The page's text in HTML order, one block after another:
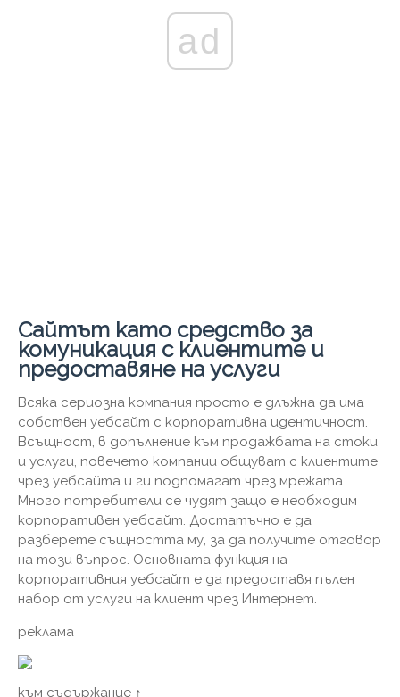
ad
Сайтът като средство за
комуникация с клиентите и
предоставяне на услуги
Всяка сериозна компания просто е длъжна да има
собствен уебсайт с корпоративна идентичност.
Всъщност, в допълнение към продажбата на стоки
и услуги, повечето компании общуват с клиентите
чрез уебсайта и ги подпомагат чрез мрежата.
Много потребители се чудят защо е необходим
корпоративен уебсайт. Достатъчно е да
разберете същността му, за да получите отговор
на този въпрос. Основната функция на
корпоративния уебсайт е да предоставя пълен
набор от услуги на клиент чрез Интернет.
реклама
към съдържание ↑